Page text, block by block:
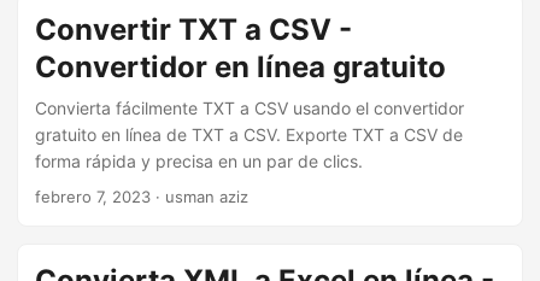
Convertir TXT a CSV -
Convertidor en línea gratuito
Convierta fácilmente TXT a CSV usando el convertidor
gratuito en línea de TXT a CSV. Exporte TXT a CSV de
forma rápida y precisa en un par de clics.
febrero 7, 2023 · usman aziz